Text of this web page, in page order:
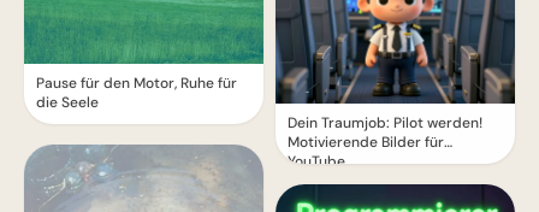
Pause für den Motor, Ruhe für
die Seele
Dein Traumjob: Pilot werden!
Motivierende Bilder für
YouTube